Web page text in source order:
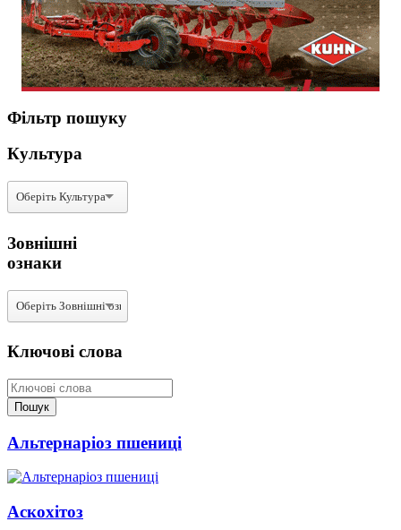
Фільтр пошуку
Культура
Зовнішні
ознаки
Ключові слова
Альтернаріоз пшениці
Аскохітоз